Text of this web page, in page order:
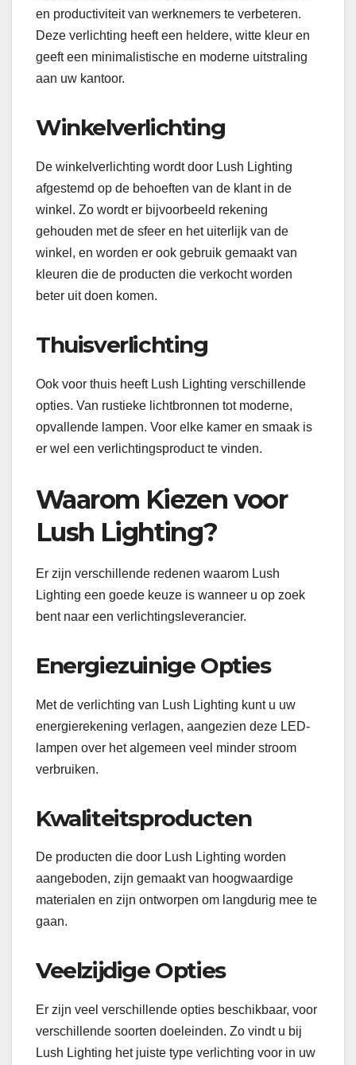
en productiviteit van werknemers te verbeteren.
Deze verlichting heeft een heldere, witte kleur en
geeft een minimalistische en moderne uitstraling
aan uw kantoor.
Winkelverlichting
De winkelverlichting wordt door Lush Lighting
afgestemd op de behoeften van de klant in de
winkel. Zo wordt er bijvoorbeeld rekening
gehouden met de sfeer en het uiterlijk van de
winkel, en worden er ook gebruik gemaakt van
kleuren die de producten die verkocht worden
beter uit doen komen.
Thuisverlichting
Ook voor thuis heeft Lush Lighting verschillende
opties. Van rustieke lichtbronnen tot moderne,
opvallende lampen. Voor elke kamer en smaak is
er wel een verlichtingsproduct te vinden.
Waarom Kiezen voor
Lush Lighting?
Er zijn verschillende redenen waarom Lush
Lighting een goede keuze is wanneer u op zoek
bent naar een verlichtingsleverancier.
Energiezuinige Opties
Met de verlichting van Lush Lighting kunt u uw
energierekening verlagen, aangezien deze LED-
lampen over het algemeen veel minder stroom
verbruiken.
Kwaliteitsproducten
De producten die door Lush Lighting worden
aangeboden, zijn gemaakt van hoogwaardige
materialen en zijn ontworpen om langdurig mee te
gaan.
Veelzijdige Opties
Er zijn veel verschillende opties beschikbaar, voor
verschillende soorten doeleinden. Zo vindt u bij
Lush Lighting het juiste type verlichting voor in uw